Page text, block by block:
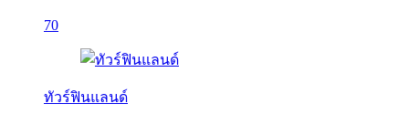
70
ทัวร์ฟินแลนด์